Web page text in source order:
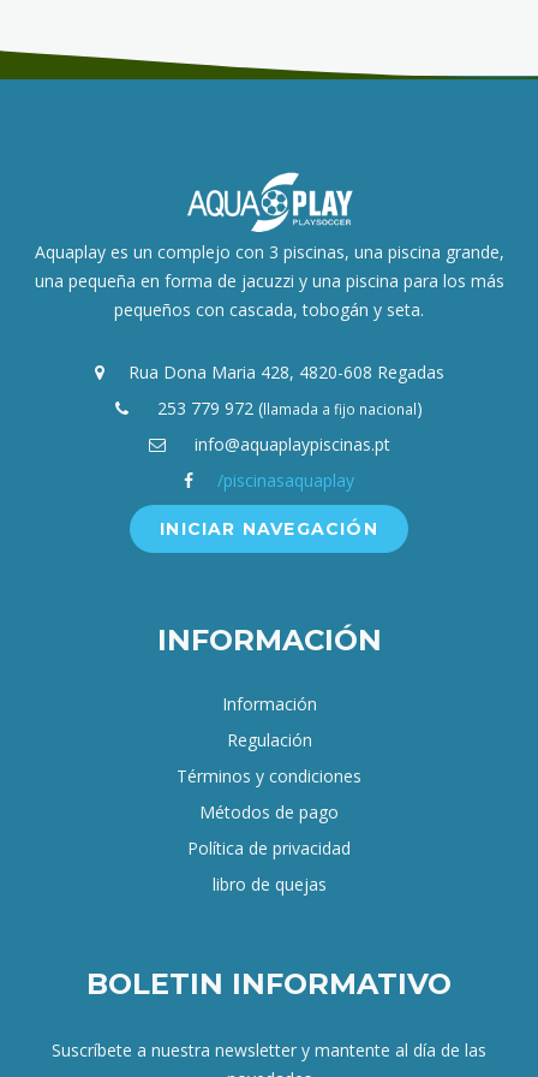
Aquaplay es un complejo con 3 piscinas, una piscina grande,
una pequeña en forma de jacuzzi y una piscina para los más
pequeños con cascada, tobogán y seta.
Rua Dona Maria 428, 4820-608 Regadas
253 779 972 (llamada a fijo nacional)
info@aquaplaypiscinas.pt
/piscinasaquaplay
INICIAR NAVEGACIÓN
INFORMACIÓN
Información
Regulación
Términos y condiciones
Métodos de pago
Política de privacidad
libro de quejas
BOLETIN INFORMATIVO
Suscríbete a nuestra newsletter y mantente al día de las